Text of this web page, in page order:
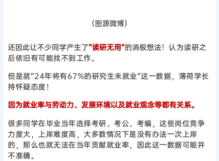
（图源微博）
还因此让不少同学产生了“读研无用”的消极想法！ 认为读研之
后依旧有可能找不到工作。
但是就“24年将有67%的研究生未就业”这一数据，薄荷学长
持怀疑态度！
因为就业率与劳动力、发展环境以及就业观念等都有关系。
很多同学在毕业当年选择考研、考公、考编，这些岗位竞争
力度大，上岸难度高，大多数情况下是没有办法一次上岸
的，那么也就无法在当年贡献就业率，因此这一数据可能并
不准确。